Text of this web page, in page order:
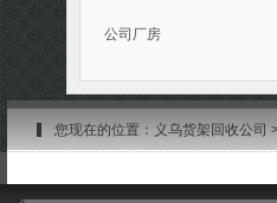
公司厂房
您现在的位置： 义乌货架回收公司